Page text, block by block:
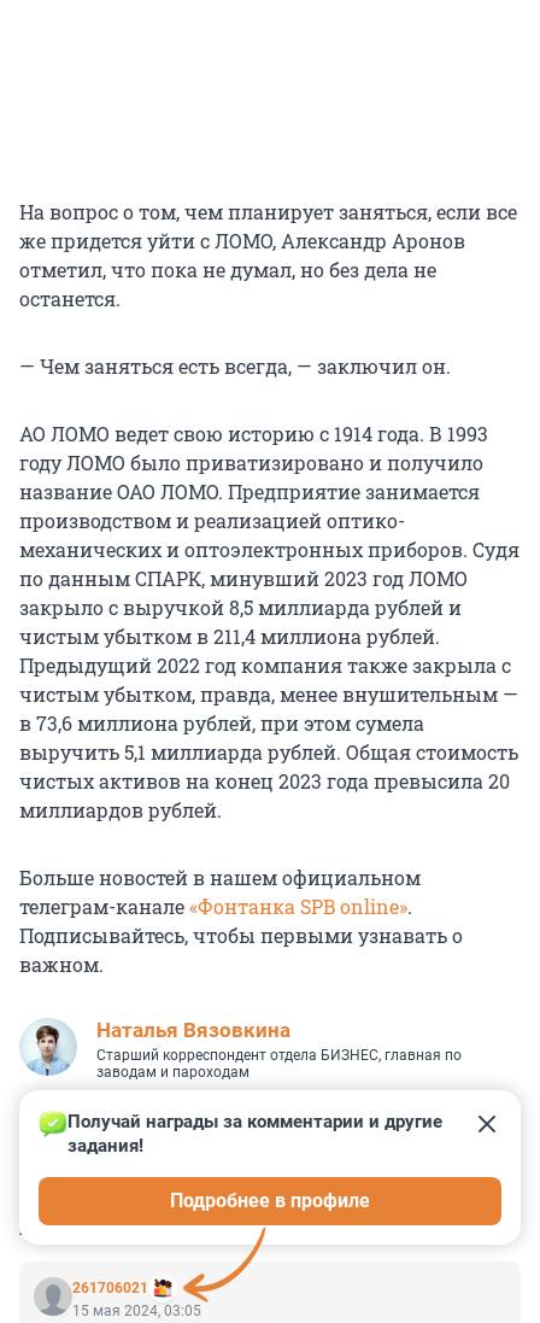
На вопрос о том, чем планирует заняться, если все
же придется уйти с ЛОМО, Александр Аронов
отметил, что пока не думал, но без дела не
останется.
— Чем заняться есть всегда, — заключил он.
АО ЛОМО ведет свою историю с 1914 года. В 1993
году ЛОМО было приватизировано и получило
название ОАО ЛОМО. Предприятие занимается
производством и реализацией оптико-
механических и оптоэлектронных приборов. Судя
по данным СПАРК, минувший 2023 год ЛОМО
закрыло с выручкой 8,5 миллиарда рублей и
чистым убытком в 211,4 миллиона рублей.
Предыдущий 2022 год компания также закрыла с
чистым убытком, правда, менее внушительным —
в 73,6 миллиона рублей, при этом сумела
выручить 5,1 миллиарда рублей. Общая стоимость
чистых активов на конец 2023 года превысила 20
миллиардов рублей.
Больше новостей в нашем официальном
телеграм-канале«Фонтанка SPB online».
Подписывайтесь, чтобы первыми узнавать о
важном.
Наталья Вязовкина
Старший корреспондент отдела БИЗНЕС, главная по
заводам и пароходам
КОММЕНТАРИИ 13
261706021
Получай награды за комментарии и другие
задания!
Подробнее в профиле
15 мая 2024, 03:05